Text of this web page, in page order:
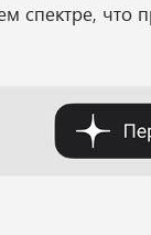
спектре, что